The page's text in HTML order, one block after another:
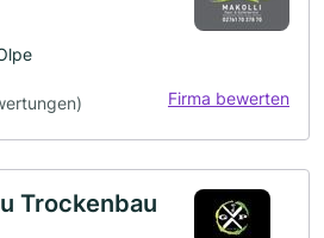
Firma bewerten
Trockenbau